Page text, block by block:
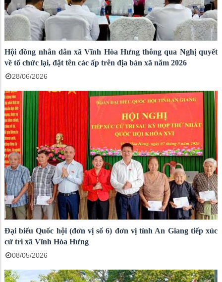
Hội đồng nhân dân xã Vĩnh Hòa Hưng thông qua Nghị quyết
về tổ chức lại, đặt tên các ấp trên địa bàn xã năm 2026
28/06/2026
Đại biểu Quốc hội (đơn vị số 6) đơn vị tỉnh An Giang tiếp xúc
cử tri xã Vĩnh Hòa Hưng
08/05/2026